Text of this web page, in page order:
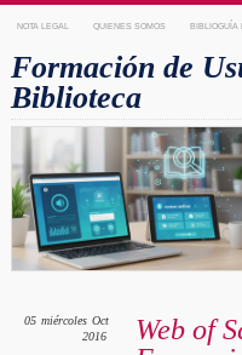
NOTA LEGAL QUIENES SOMOS BIBLIOGUÍA
Formación de
Biblioteca
Web of
05 miércoles Oct
2016